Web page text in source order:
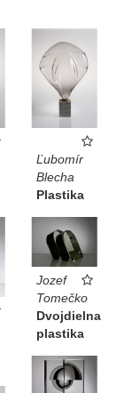
Ľubomír
Blecha
Plastika
Jozef
Tomečko
Dvojdielna
plastika